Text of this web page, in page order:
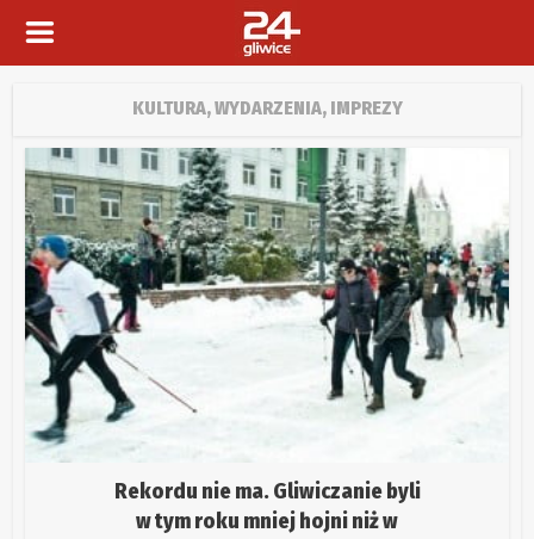
KULTURA, WYDARZENIA, IMPREZY
Rekordu nie ma. Gliwiczanie byli
w tym roku mniej hojni niż w